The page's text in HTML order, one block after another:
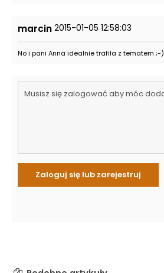
marcin 2015-01-05 12:58:03
No i pani Anna idealnie trafiła z tematem ;-)